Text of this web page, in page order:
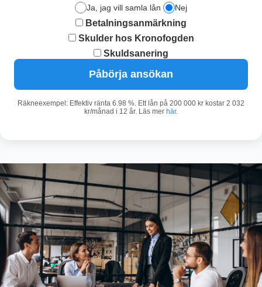
Ja, jag vill samla lån Nej
Betalningsanmärkning
Skulder hos Kronofogden
Skuldsanering
Påbörja ansökan
Räkneexempel: Effektiv ränta 6.98 %. Ett lån på 200 000 kr kostar 2 032
kr/månad i 12 år. Läs mer här.